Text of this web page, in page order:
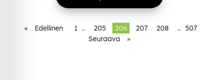
« Edellinen 1 .. 205 206 207 208 .. 507
Seuraava
»